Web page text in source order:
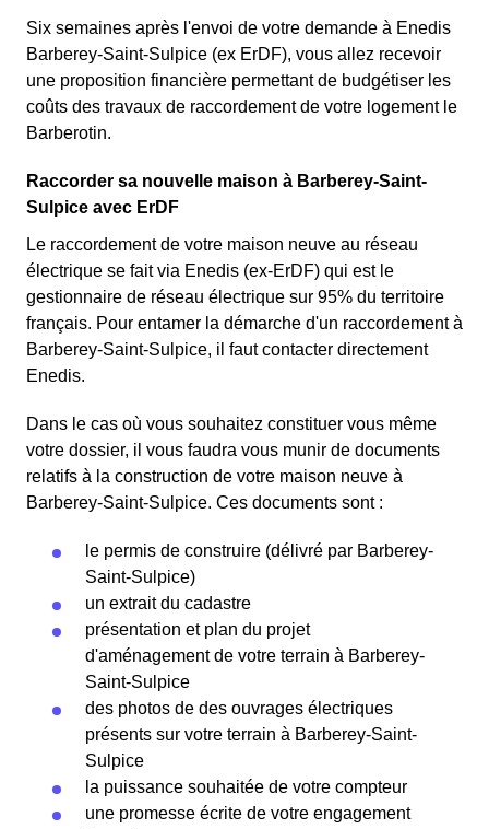
Six semaines après l'envoi de votre demande à Enedis
Barberey-Saint-Sulpice (ex ErDF), vous allez recevoir
une proposition financière permettant de budgétiser les
coûts des travaux de raccordement de votre logement le
Barberotin.
Raccorder sa nouvelle maison à Barberey-Saint-
Sulpice avec ErDF
Le raccordement de votre maison neuve au réseau
électrique se fait via Enedis (ex-ErDF) qui est le
gestionnaire de réseau électrique sur 95% du territoire
français. Pour entamer la démarche d'un raccordement à
Barberey-Saint-Sulpice, il faut contacter directement
Enedis.
Dans le cas où vous souhaitez constituer vous même
votre dossier, il vous faudra vous munir de documents
relatifs à la construction de votre maison neuve à
Barberey-Saint-Sulpice. Ces documents sont :
le permis de construire (délivré par Barberey-
Saint-Sulpice)
un extrait du cadastre
présentation et plan du projet
d'aménagement de votre terrain à Barberey-
Saint-Sulpice
des photos de des ouvrages électriques
présents sur votre terrain à Barberey-Saint-
Sulpice
la puissance souhaitée de votre compteur
une promesse écrite de votre engagement